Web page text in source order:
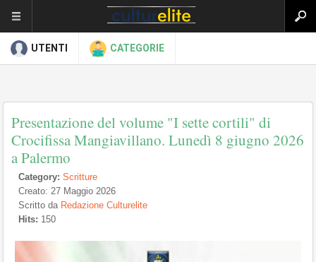
UTENTI CATEGORIE
Presentazione del volume "I sette cortili" di
Crocifissa Mangiavillano. Lunedì 8 giugno 2026
a Palermo
Category: Scritture
Creato: 27 Maggio 2026
Scritto da Redazione Culturelite
Hits: 150